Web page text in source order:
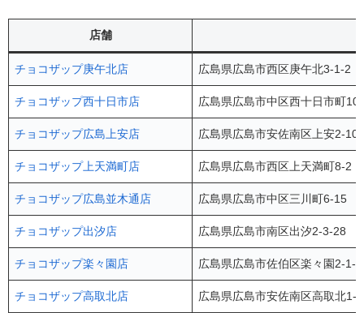
店舗
チョコザップ庚午北店 広島県広島市西区庚午北3-1-
チョコザップ西十日市店 広島県広島市中区西十日市町
チョコザップ広島上安店 広島県広島市安佐南区上安2-
チョコザップ上天満町店 広島県広島市西区上天満町8-2
チョコザップ広島並木通店 広島県広島市中区三川町6-15
チョコザップ出汐店 広島県広島市南区出汐2-3-28
チョコザップ楽々園店 広島県広島市佐伯区楽々園2-
チョコザップ高取北店 広島県広島市安佐南区高取北